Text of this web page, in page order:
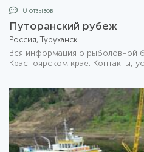
0 отзывов
Путоранский рубеж
Россия, Туруханск
Вся информация о рыболовной
Красноярском крае. Контакты,